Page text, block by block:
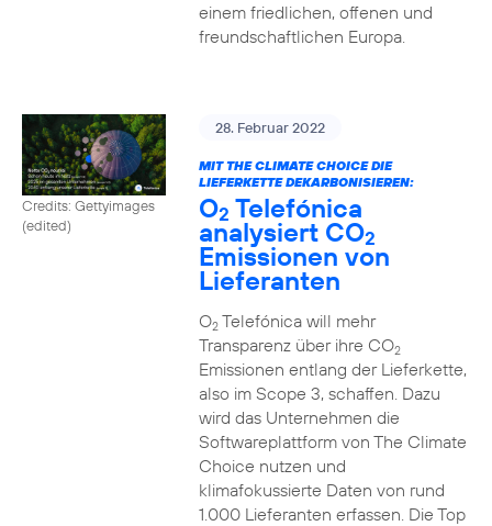
einem friedlichen, offenen und
freundschaftlichen Europa.
Credits: Gettyimages
(edited)
28. Februar 2022
MIT THE CLIMATE CHOICE DIE
LIEFERKETTE DEKARBONISIEREN:
O2 Telefónica
analysiert CO2
Emissionen von
Lieferanten
O2Telefónica will mehr
Transparenz über ihre CO2
Emissionen entlang der Lieferkette,
also im Scope 3, schaffen. Dazu
wird das Unternehmen die
Softwareplattform von The Climate
Choice nutzen und
klimafokussierte Daten von rund
1.000 Lieferanten erfassen. Die Top